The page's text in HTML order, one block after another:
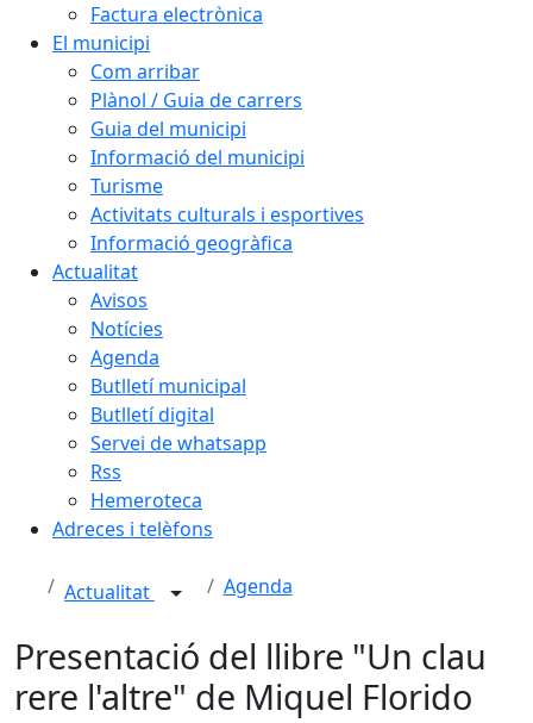
Factura electrònica
El municipi
Com arribar
Plànol / Guia de carrers
Guia del municipi
Informació del municipi
Turisme
Activitats culturals i esportives
Informació geogràfica
Actualitat
Avisos
Notícies
Agenda
Butlletí municipal
Butlletí digital
Servei de whatsapp
Rss
Hemeroteca
Adreces i telèfons
Actualitat Agenda
Presentació del llibre "Un clau
rere l'altre" de Miquel Florido